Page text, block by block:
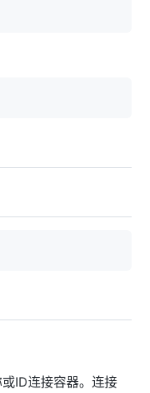
ID连接容器。连接